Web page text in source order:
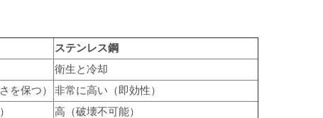
ステンレス鋼
衛生と冷却
を保つ）
非常に高い（即効性）
高（破壊不可能）